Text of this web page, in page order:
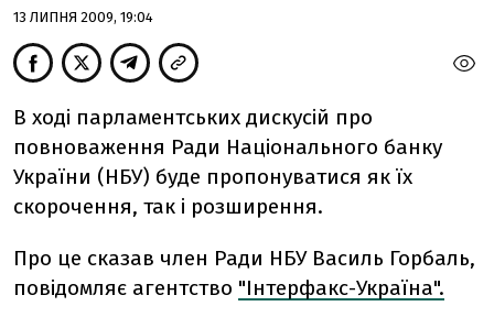
13 ЛИПНЯ 2009, 19:04
В ході парламентських дискусій про
повноваження Ради Національного банку
України (НБУ) буде пропонуватися як їх
скорочення, так і розширення.
Про це сказав член Ради НБУ Василь Горбаль,
повідомляє агентство "Інтерфакс-Україна".